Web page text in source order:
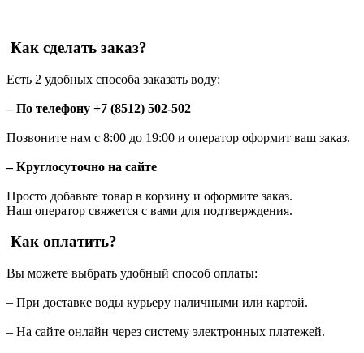
Как сделать заказ?
Есть 2 удобных способа заказать воду:
– По телефону +7 (8512) 502-502
Позвоните нам с 8:00 до 19:00 и оператор оформит ваш заказ.
– Круглосуточно на сайте
Просто добавьте товар в корзину и оформите заказ.
Наш оператор свяжется с вами для подтверждения.
Как оплатить?
Вы можете выбрать удобный способ оплаты:
– При доставке воды курьеру наличными или картой.
– На сайте онлайн через систему электронных платежей.